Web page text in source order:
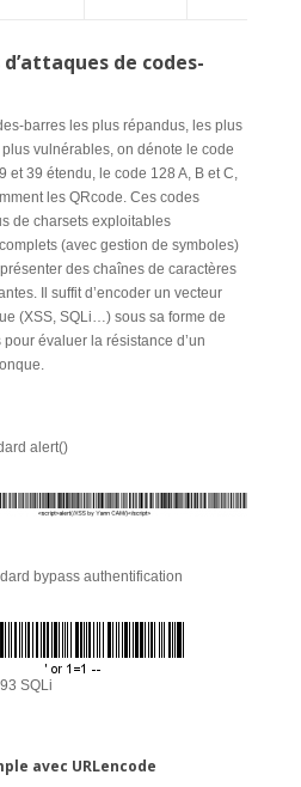
de codes-
barres les plus répandus, les plus
vulnérables, on dénote le code
et 39 étendu, le code 128 A, B et C,
les QRcode. Ces codes
de charsets exploitables
(avec gestion de symboles)
des chaînes de caractères
Il suffit d’encoder un vecteur
(XSS, SQLi…) sous sa forme de
évaluer la résistance d’un
alert()
bypass authentification
SQLi
avec URLencode